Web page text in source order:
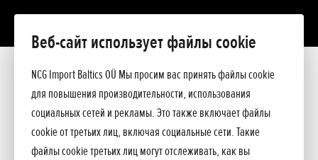
Веб-сайт использует файлы cookie
NCG Import Baltics OÜ Мы просим вас принять файлы cookie
для повышения производительности, использования
социальных сетей и рекламы. Это также включает файлы
cookie от третьих лиц, включая социальные сети. Такие
файлы cookie третьих лиц могут отслеживать, как вы
Презентация
Прейскурант
Спросите подробнееПРЕДЛОЖЕНИЕ
СЕРВИС